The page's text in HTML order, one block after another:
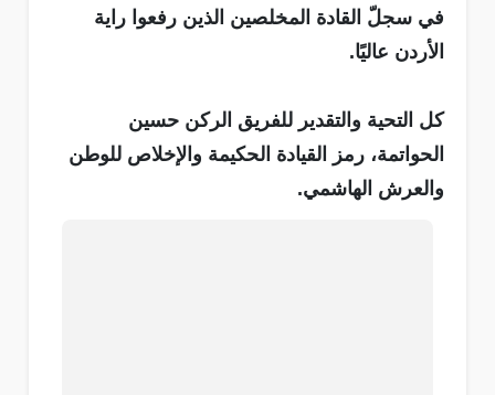
في سجلّ القادة المخلصين الذين رفعوا راية
الأردن عاليًا.
كل التحية والتقدير للفريق الركن حسين
الحواتمة، رمز القيادة الحكيمة والإخلاص للوطن
والعرش الهاشمي.